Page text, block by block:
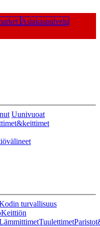
Asiakaspalvelu
Uunivuoat
turvallisuus
Keittiön
Tuulettimet